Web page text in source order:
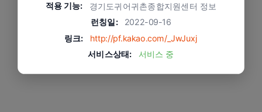
적용 기능:
경기도귀어귀촌종합지원센터 정보
런칭일:
2022-09-16
링크:
http://pf.kakao.com/_JwJuxj
서비스상태:
서비스 중